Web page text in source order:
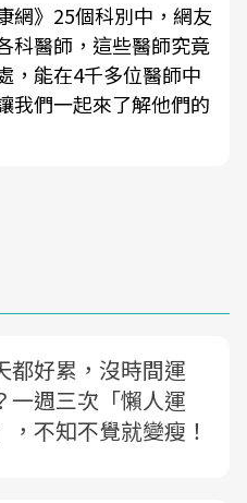
網》25個科別中，網友
科醫師，這些醫師究竟
，能在4千多位醫師中
我們一起來了解他們的
都好累，沒時間運
一週三次「懶人運
，不知不覺就變瘦！